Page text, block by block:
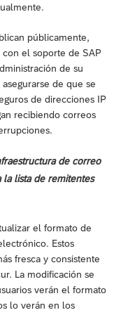
públicamente,
el soporte de SAP
de su
de que se
de direcciones IP
recibiendo correos
de correo
lista de remitentes
el formato de
Estos
fresca y consistente
La modificación se
verán el formato
lo verán en los